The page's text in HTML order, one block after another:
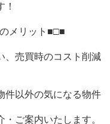
メリット■□■
、売買時のコスト削減
件以外の気になる物件
ご案内いたします。